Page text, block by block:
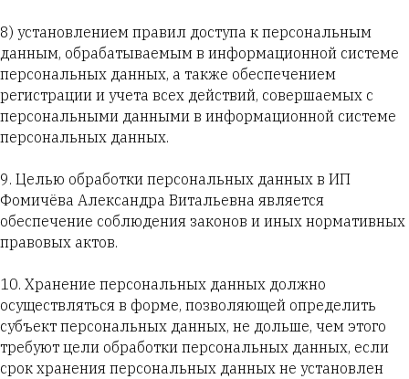
8) установлением правил доступа к персональным
данным, обрабатываемым в информационной системе
персональных данных, а также обеспечением
регистрации и учета всех действий, совершаемых с
персональными данными в информационной системе
персональных данных.
9. Целью обработки персональных данных в ИП
Фомичёва Александра Витальевна является
обеспечение соблюдения законов и иных нормативных
правовых актов.
10. Хранение персональных данных должно
осуществляться в форме, позволяющей определить
субъект персональных данных, не дольше, чем этого
требуют цели обработки персональных данных, если
срок хранения персональных данных не установлен